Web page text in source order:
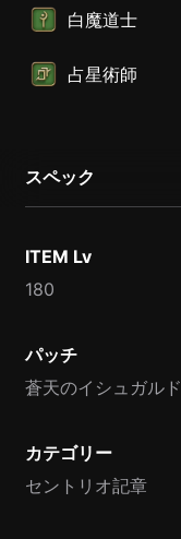
白魔道士
占星術師
スペック
ITEM Lv
180
パッチ
蒼天のイシュガルド
カテゴリー
セントリオ記章